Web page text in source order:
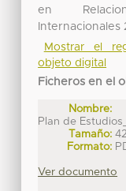
en
Internacionales
Mostrar el
objeto digital
Ficheros en el
Nombre:
Plan de
Tamaño:
Formato:
Ver documento